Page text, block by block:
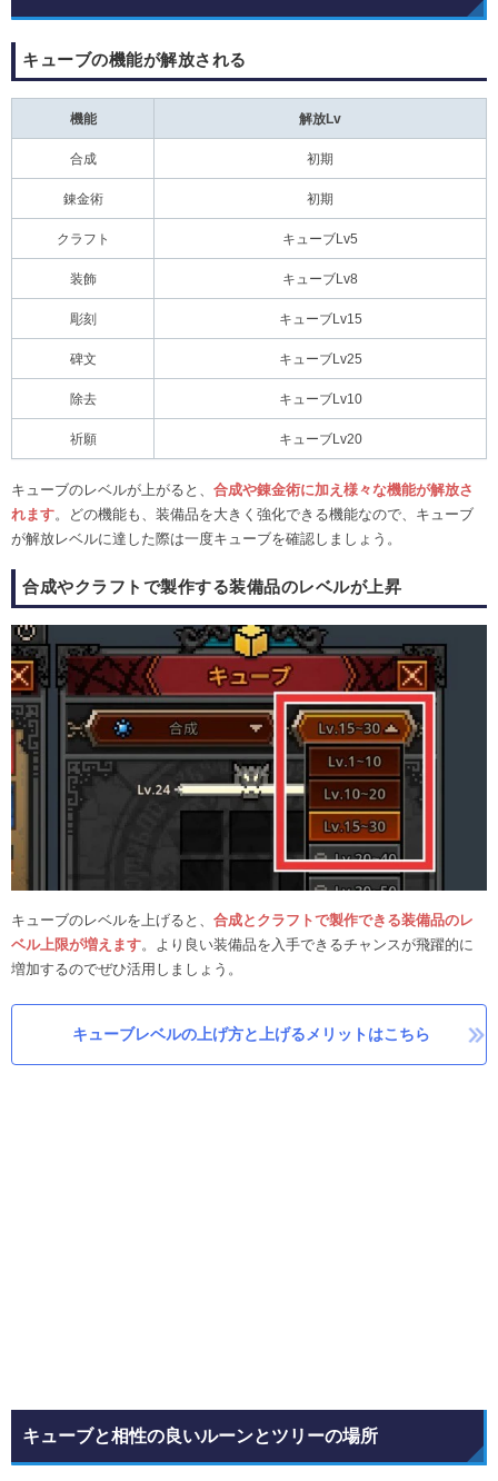
キューブの機能が解放される
機能 解放Lv
合成 初期
錬金術 初期
クラフト キューブLv5
装飾 キューブLv8
彫刻 キューブLv15
碑文 キューブLv25
除去 キューブLv10
祈願 キューブLv20
キューブのレベルが上がると、 合成や錬金術に加え様々な機能が解放さ
れます。どの機能も、装備品を大きく強化できる機能なので、キューブ
が解放レベルに達した際は一度キューブを確認しましょう。
合成やクラフトで製作する装備品のレベルが上昇
キューブのレベルを上げると、 合成とクラフトで製作できる装備品のレ
ベル上限が増えます。より良い装備品を入手できるチャンスが飛躍的に
増加するのでぜひ活用しましょう。
キューブレベルの上げ方と上げるメリットはこちら
キューブと相性の良いルーンとツリーの場所